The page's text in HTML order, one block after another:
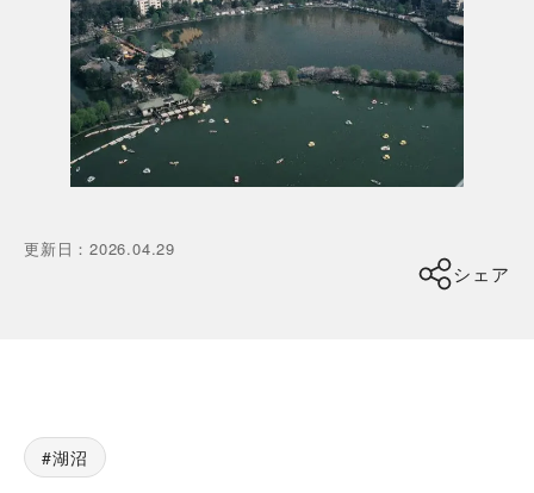
更新日 ：2026.04.29
シェア
湖沼